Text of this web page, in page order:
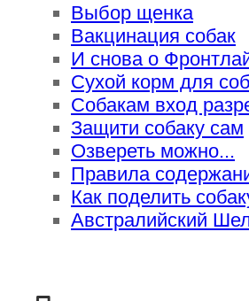
Выбор щенка
Вакцинация собак
И снова о
Сухой корм для
Собакам вход
Защити собаку сам
Озвереть можно...
Правила
Как поделить
Австралийский